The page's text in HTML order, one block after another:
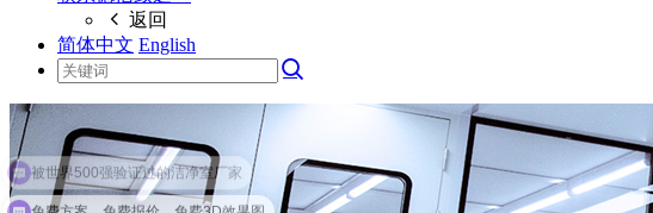
返回
简体中文 English
免费方案，免费报价，免费3D效果图